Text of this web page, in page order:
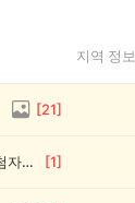
지역 정보
[21]
💰[당첨자 발표] 26회차 우리 동네 정보왕 이벤트 당첨자를 발표합니다! [1]